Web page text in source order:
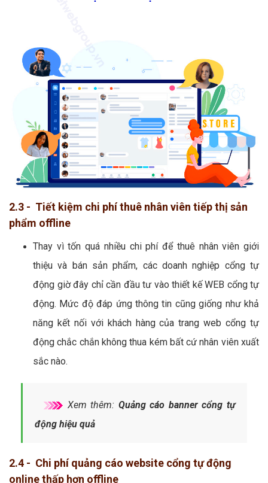
2.3 - Tiết kiệm chi phí thuê nhân viên tiếp thị sản
phẩm offline
Thay vì tốn quá nhiều chi phí để thuê nhân viên giới
thiệu và bán sản phẩm, các doanh nghiệp cổng tự
động giờ đây chỉ cần đầu tư vào thiết kế WEB cổng tự
động. Mức độ đáp ứng thông tin cũng giống như khả
năng kết nối với khách hàng của trang web cổng tự
động chắc chắn không thua kém bất cứ nhân viên xuất
sắc nào.
Xem thêm: Quảng cáo banner cổng tự
động hiệu quả
2.4 - Chi phí quảng cáo website cổng tự động
online thấp hơn offline